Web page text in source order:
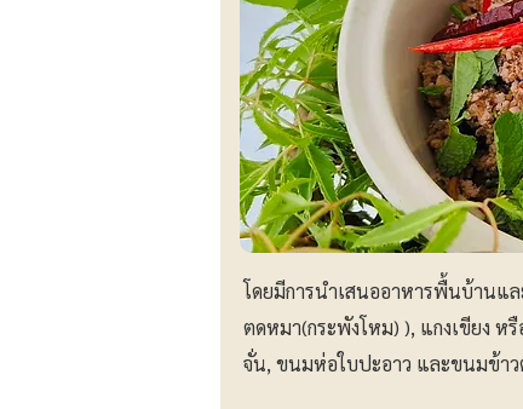
โดยมีการนำเสนออาหารพื้นบ้านแ
ตดหมา(กระพังโหม) ), แกงเขียง ห
จั่น, ขนมห่อใบปะอาว และขนมข้า